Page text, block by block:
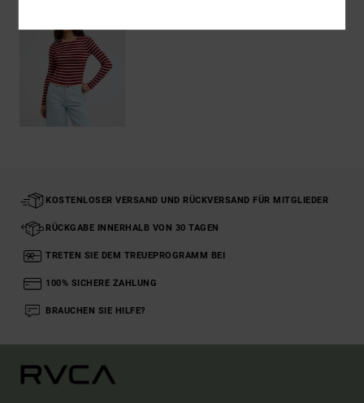
KOSTENLOSER VERSAND UND RÜCKVERSAND FÜR MITGLIEDER
RÜCKGABE INNERHALB VON 30 TAGEN
TRETEN SIE DEM TREUEPROGRAMM BEI
100% SICHERE ZAHLUNG
BRAUCHEN SIE HILFE?